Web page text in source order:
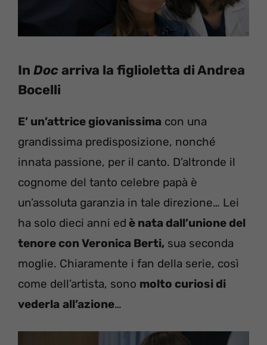
In Docarriva la figlioletta di Andrea
Bocelli
E’ un’attrice giovanissima con una
grandissima predisposizione, nonché
innata passione, per il canto. D’altronde il
cognome del tanto celebre papà è
un’assoluta garanzia in tale direzione… Lei
ha solo dieci anni ed è nata dall’unione del
tenore con Veronica Berti, sua seconda
moglie. Chiaramente i fan della serie, così
come dell’artista, sono molto curiosi di
vederla all’azione…